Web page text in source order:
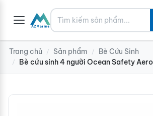
Tìm kiếm
Trang chủ / Sản phẩm / Bè Cứu Sinh
/ Bè cứu sinh 4 người Ocean Safety